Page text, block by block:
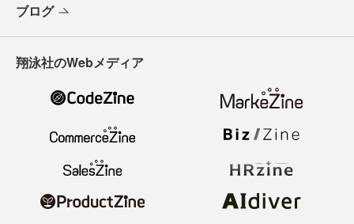
ブログ
翔泳社のWebメディア